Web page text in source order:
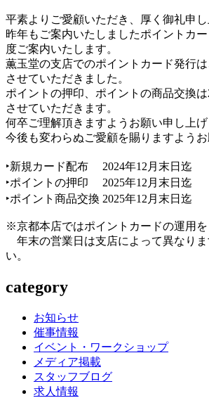
平素よりご愛顧いただき、厚く御礼申し
昨年もご案内いたしましたポイントカ
度ご案内いたします。
薫玉堂の支店でのポイントカード発行は
させていただきました。
ポイントの押印、ポイントの商品交換は
させていただきます。
何卒ご理解頂きますようお願い申し上げ
今後も変わらぬご愛顧を賜りますようお
‣新規カード配布 2024年12月末日迄
‣ポイントの押印 2025年12月末日迄
‣ポイント商品交換 2025年12月末日迄
※京都本店ではポイントカードの運用を
年末の営業日は支店によって異なりま
い。
category
お知らせ
催事情報
イベント・ワークショップ
メディア掲載
スタッフブログ
求人情報